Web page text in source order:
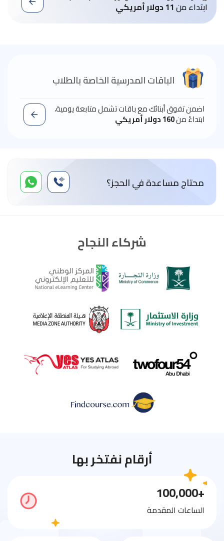
ابتداء من11 دولار أمريكي
الباقات المدرسية الخاصة بالطلاب
اضمن تفوق أبنائك مع باقات تشمل متابعة يومية،
ابتداءً من160 دولار أمريكي
محتاج مساعدة في الحجز؟
شركاء النجاح
أرقام نفتخر بها
+100,000
الساعات المقدمة